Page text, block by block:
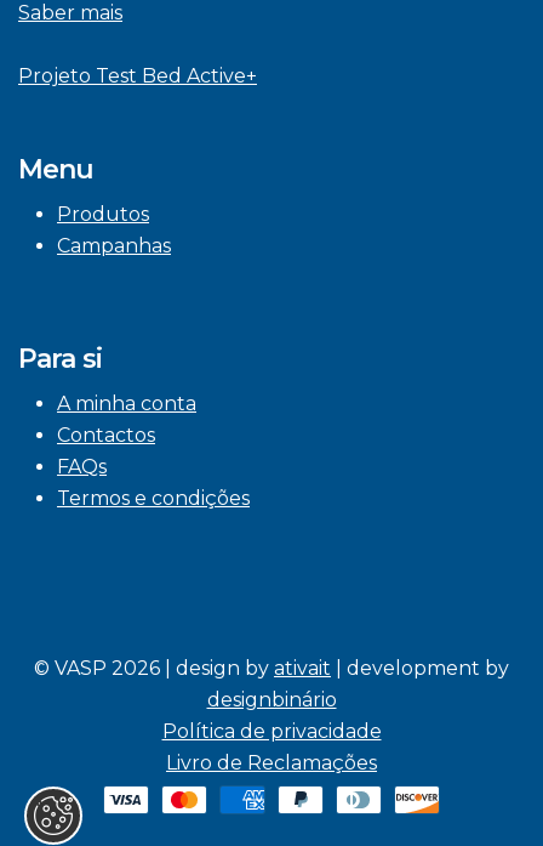
Saber mais
Projeto Test Bed Active+
Menu
Produtos
Campanhas
Para si
A minha conta
Contactos
FAQs
Termos e condições
© VASP 2026 | design by ativait | development by
designbinário
Política de privacidade
Livro de Reclamações